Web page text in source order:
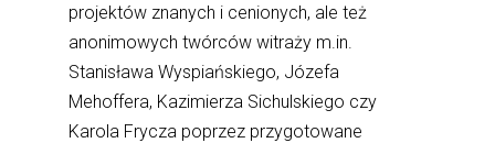
projektów znanych i cenionych, ale też
anonimowych twórców witraży m.in.
Stanisława Wyspiańskiego, Józefa
Mehoffera, Kazimierza Sichulskiego czy
Karola Frycza poprzez przygotowane